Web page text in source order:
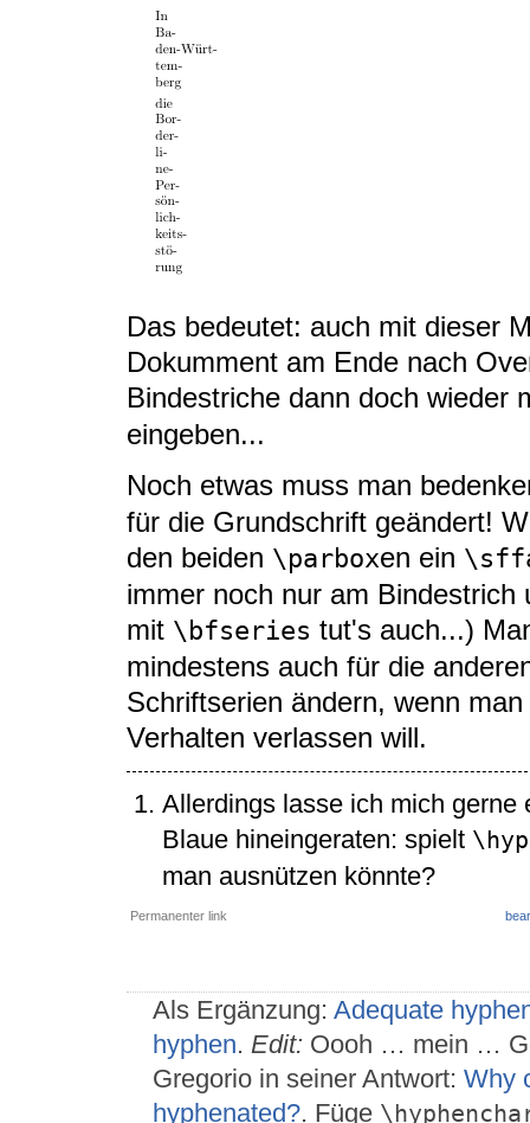
Das bedeutet: auch mit dieser
Dokumment am Ende nach
Bindestriche dann doch wieder
eingeben...
Noch etwas muss man
für die Grundschrift geändert!
den beiden \parboxen ein
immer noch nur am
mit \bfseries tut's auch...)
mindestens auch für die
Schriftserien ändern, wenn
Verhalten verlassen will.
Allerdings lasse ich mich
Blaue hineingeraten: spielt
man ausnützen könnte?
Permanenter link
Als Ergänzung: Adequate
hyphen. Edit: Oooh … mein …
Gregorio in seiner Antwort: Why
hyphenated?. Füge